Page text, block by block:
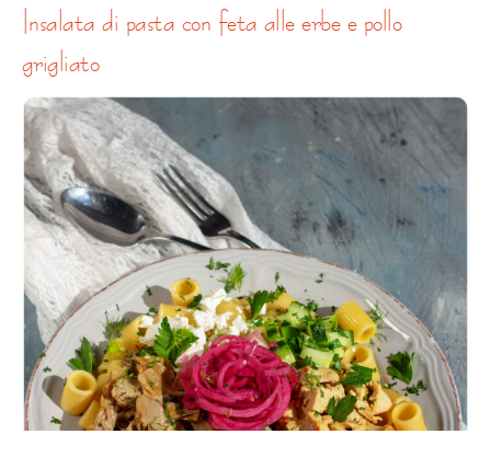
insalata di pasta con feta alle erbe e pollo
grigliato